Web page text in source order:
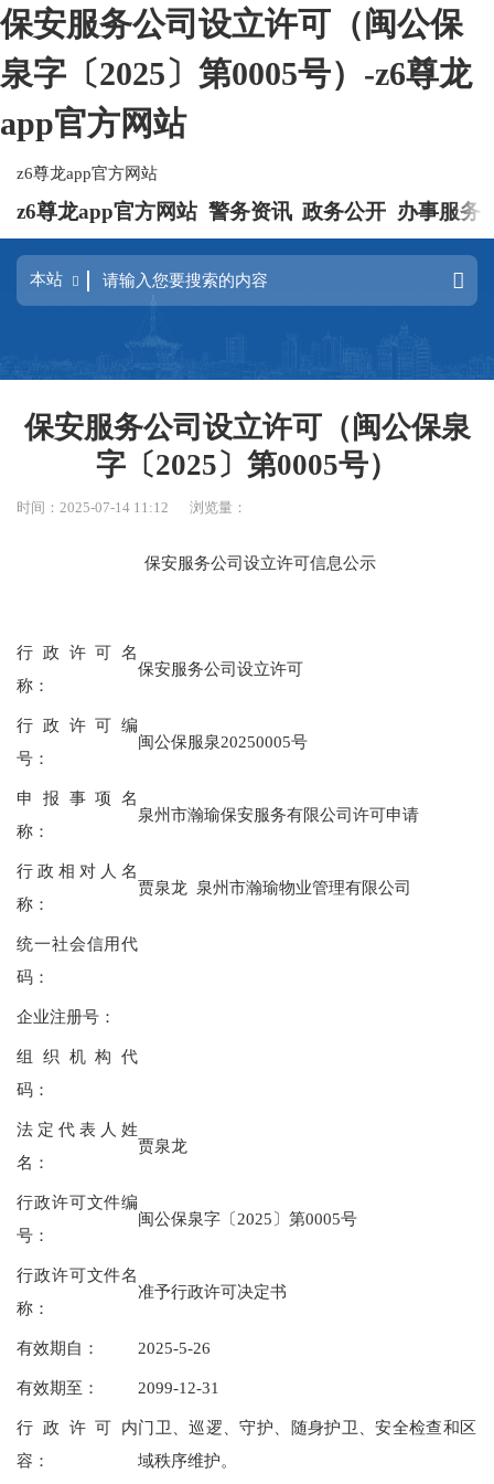
保安服务公司设立许可（闽公保
泉字〔2025〕第0005号）-z6尊龙
app官方网站
z6尊龙app官方网站
z6尊龙app官方网站 警务资讯 政务公开 办事服务
保安服务公司设立许可（闽公保泉
字〔2025〕第0005号）
时间：2025-07-14 11:12 浏览量：
保安服务公司设立许可信息公示
行政许可名
称：
保安服务公司设立许可
行政许可编
号：
闽公保服泉20250005号
申报事项名
称：
泉州市瀚瑜保安服务有限公司许可申请
行政相对人名
称：
贾泉龙 泉州市瀚瑜物业管理有限公司
统一社会信用代
码：
企业注册号：
组织机构代
码：
法定代表人姓
名：
贾泉龙
行政许可文件编
号：
闽公保泉字〔2025〕第0005号
行政许可文件名
称：
准予行政许可决定书
有效期自： 2025-5-26
有效期至： 2099-12-31
行政许可内
容：
门卫、巡逻、守护、随身护卫、安全检查和区
域秩序维护。